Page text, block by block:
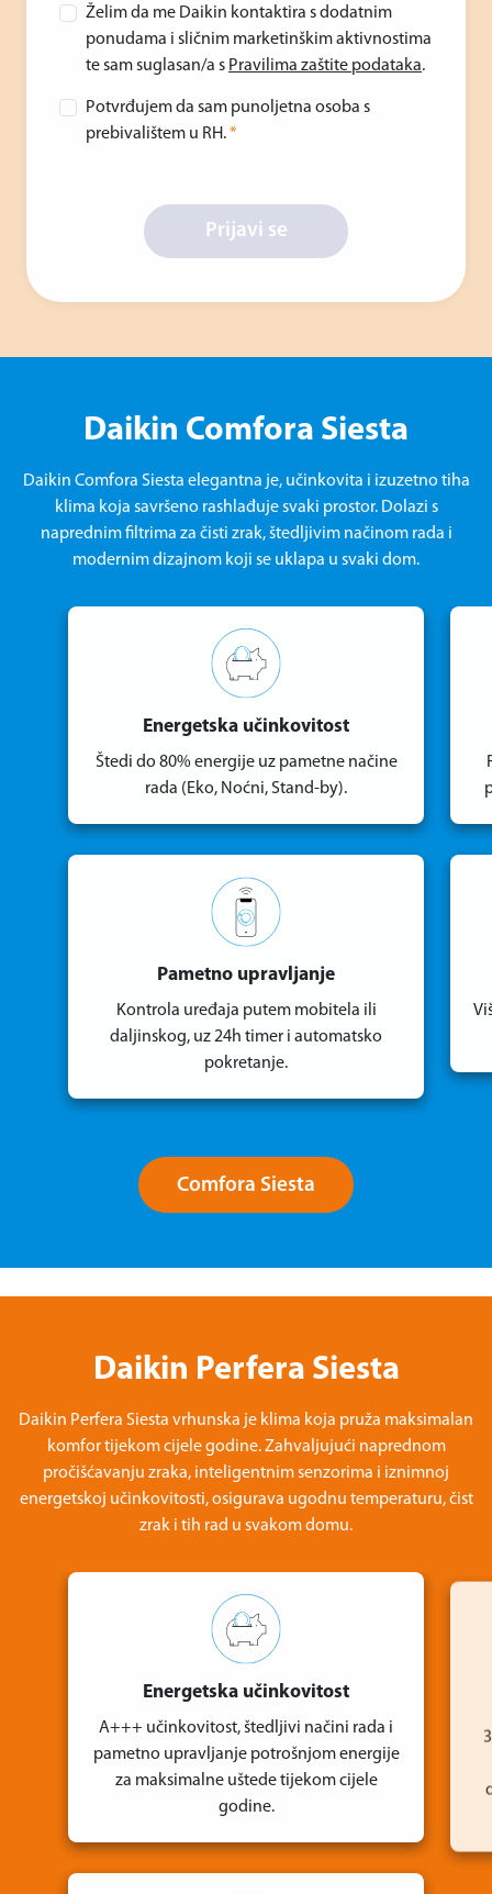
Želim da me Daikin kontaktira s dodatnim
ponudama i sličnim marketinškim aktivnostima
te sam suglasan/a s Pravilima zaštite podataka.
Potvrđujem da sam punoljetna osoba s
prebivalištem u RH.*
Prijavi se
Daikin Comfora Siesta
Daikin Comfora Siesta elegantna je, učinkovita i izuzetno tiha
klima koja savršeno rashlađuje svaki prostor. Dolazi s
naprednim filtrima za čisti zrak, štedljivim načinom rada i
modernim dizajnom koji se uklapa u svaki dom.
Energetska učinkovitost
Štedi do 80% energije uz pametne načine
rada (Eko, Noćni, Stand-by).
Pametno upravljanje
Kontrola uređaja putem mobitela ili
daljinskog, uz 24h timer i automatsko
pokretanje.
Comfora Siesta
Daikin Perfera Siesta
Daikin Perfera Siesta vrhunska je klima koja pruža maksimalan
komfor tijekom cijele godine. Zahvaljujući naprednom
pročišćavanju zraka, inteligentnim senzorima i iznimnoj
energetskoj učinkovitosti, osigurava ugodnu temperaturu, čist
zrak i tih rad u svakom domu.
Energetska učinkovitost
A+++ učinkovitost, štedljivi načini rada i
pametno upravljanje potrošnjom energije
za maksimalne uštede tijekom cijele
godine.